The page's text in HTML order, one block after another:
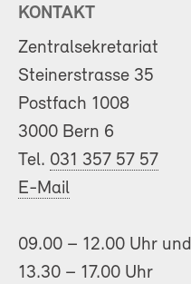
KONTAKT
Zentralsekretariat
Steinerstrasse 35
Postfach 1008
3000 Bern 6
Tel. 031 357 57 57
E-Mail
09.00 – 12.00 Uhr und
13.30 – 17.00 Uhr